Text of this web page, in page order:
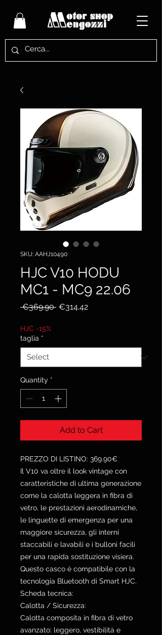
SKU: AAHJ10490
HJC V10 HODU
MC1 - MC9 22.06
€369.90 Regular
€314.42Sale
HJC -15%
taglia *
Quantity *
Add to Cart
PREZZO DI LISTINO: 369.90€
Il V10 va oltre il look vintage con
caratteristiche di ultima generazione
come la calotta leggera in fibra di
vetro, le prestazioni aerodinamiche,
le linguette di emergenza per una
maggiore sicurezza, gli interni
staccabili e lavabili e i bulloni facili
per una rapida sostituzione visiera.
Questo casco è compatibile con la
tecnologia Bluetooth di Smart HJC.
Scheda tecnica:
Calotta / Sicurezza:
Calotta composita in fibra di vetro
avanzato: leggero, vestibilità e